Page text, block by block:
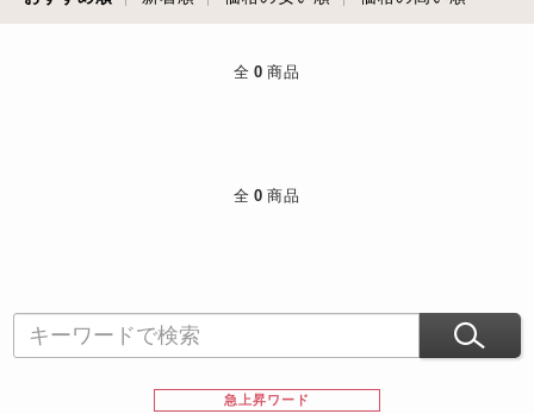
全 0 商品
全 0 商品
急上昇ワード